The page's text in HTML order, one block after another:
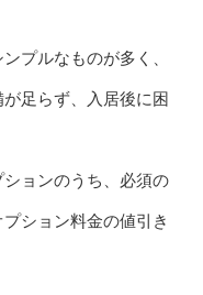
プルなものが多く、
足らず、入居後に困
ョンのうち、必須の
ション料金の値引き